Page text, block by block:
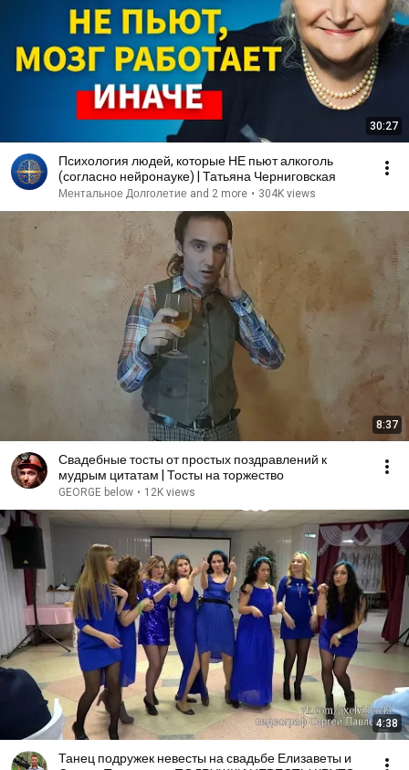
30:27
Психология людей, которые НЕ пьют алкоголь
(согласно нейронауке) | Татьяна Черниговская
Ментальное Долголетие and 2 more • 304K views
8:37
Свадебные тосты от простых поздравлений к
мудрым цитатам | Тосты на торжество
GEORGE below • 12K views
4:38
Танец подружек невесты на свадьбе Елизаветы и